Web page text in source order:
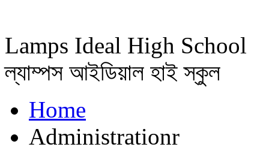
Lamps Ideal High School
ল্যাম্পস আইডিয়াল হাই স্কুল
Home
Administrationr